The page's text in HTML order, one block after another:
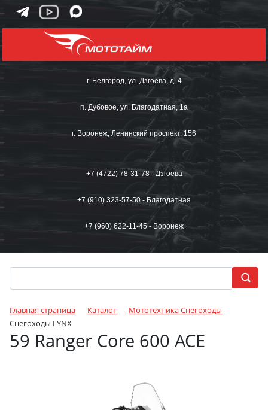
г. Белгород, ул. Дзгоева, д. 4
п. Дубовое, ул. Благодатная, 1а
г. Воронеж, Ленинский проспект, 156
+7 (4722) 78-31-78 - Дзгоева
+7 (910) 323-57-50 - Благодатная
+7 (960) 622-11-45 - Воронеж
Главная страница Каталог
Мототехника Снегоходы
Снегоходы LYNX
59 Ranger Core 600 ACE